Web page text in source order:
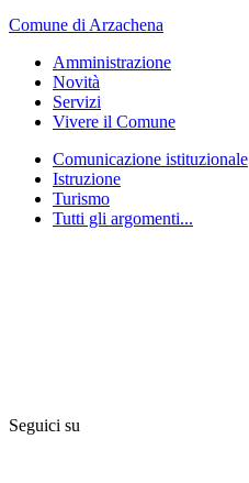
Comune di Arzachena
Amministrazione
Novità
Servizi
Vivere il Comune
Comunicazione istituzionale
Istruzione
Turismo
Tutti gli argomenti...
Seguici su